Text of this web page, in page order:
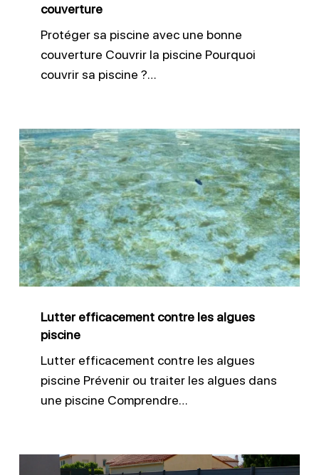
couverture
Protéger sa piscine avec une bonne
couverture Couvrir la piscine Pourquoi
couvrir sa piscine ?…
Lutter
efficacement
contre
les
algues
piscine
Lutter efficacement contre les algues
piscine
Lutter efficacement contre les algues
piscine Prévenir ou traiter les algues dans
une piscine Comprendre…
Entretien